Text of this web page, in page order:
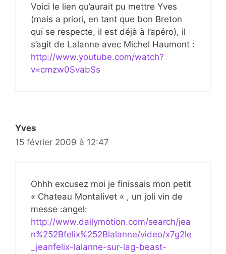
Voici le lien qu’aurait pu mettre Yves
(mais a priori, en tant que bon Breton
qui se respecte, il est déjà à l’apéro), il
s’agit de Lalanne avec Michel Haumont :
http://www.youtube.com/watch?
v=cmzw0SvabSs
Yves
15 février 2009 à 12:47
Ohhh excusez moi je finissais mon petit
« Chateau Montalivet « , un joli vin de
messe :angel:
http://www.dailymotion.com/search/jea
n%252Bfelix%252Blalanne/video/x7g2le
_jeanfelix-lalanne-sur-lag-beast-